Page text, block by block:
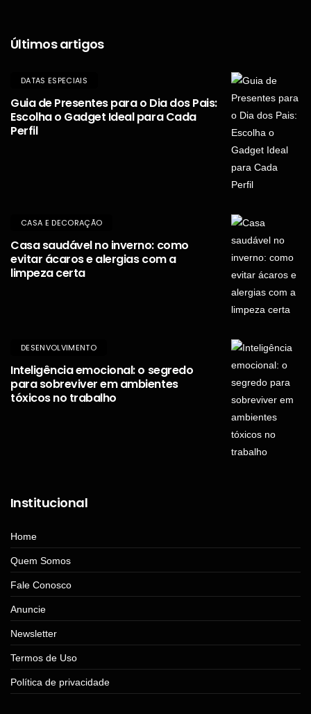
Últimos artigos
DATAS ESPECIAIS
Guia de Presentes para o Dia dos Pais:
Escolha o Gadget Ideal para Cada
Perfil
CASA E DECORAÇÃO
Casa saudável no inverno: como
evitar ácaros e alergias com a
limpeza certa
DESENVOLVIMENTO
Inteligência emocional: o segredo
para sobreviver em ambientes
tóxicos no trabalho
Institucional
Home
Quem Somos
Fale Conosco
Anuncie
Newsletter
Termos de Uso
Política de privacidade